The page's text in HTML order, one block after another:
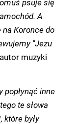
A
Koronce do
"Jezu
muzyki
popłynąć inne
te słowa
które były